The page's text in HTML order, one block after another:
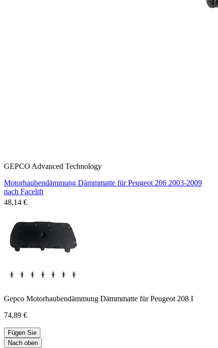
GEPCO Advanced Technology
Motorhaubendämmung Dämmmatte für Peugeot 206 2003-2009
nach Facelift
48,14 €
Gepco Motorhaubendämmung Dämmmatte für Peugeot 208 I
74,89 €
Fügen Sie
Nach oben